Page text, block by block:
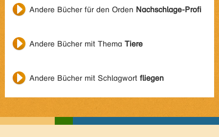
Andere Bücher für den Orden Nachschlage-Profi
Andere Bücher mit Thema Tiere
Andere Bücher mit Schlagwort fliegen